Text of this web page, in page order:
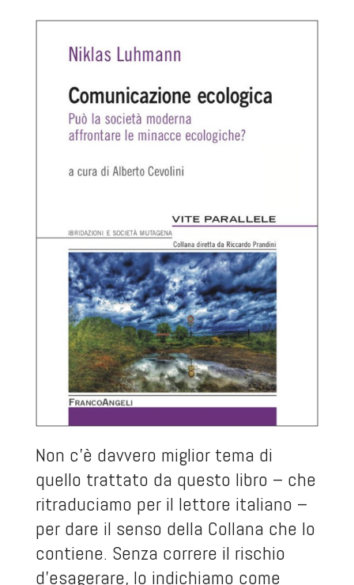
Non c’è davvero miglior tema di
quello trattato da questo libro – che
ritraduciamo per il lettore italiano –
per dare il senso della Collana che lo
contiene. Senza correre il rischio
d’esagerare, lo indichiamo come